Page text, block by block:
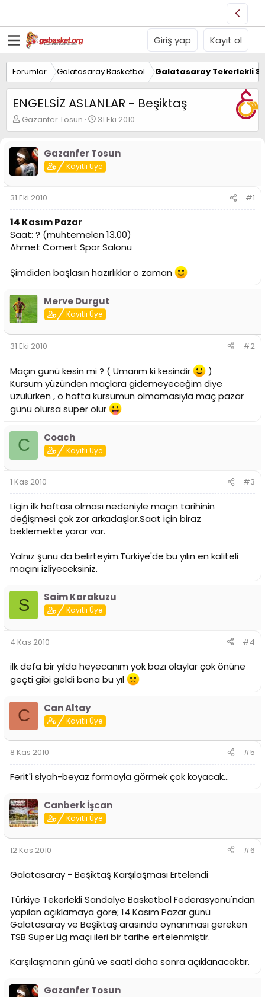
Giriş yap Kayıt ol
Forumlar Galatasaray Basketbol Galatasaray Tekerlekli
ENGELSİZ ASLANLAR - Beşiktaş
K
o
u
y
u
B
a
ş
a
t
a
Gazanfer Tosun
B
a
l
a
n
g
r
i
i
31 Eki 2010
Gazanfer Tosun
Kayıtlı Üye
31 Eki 2010 #1
14 Kasım Pazar
Saat: ? (muhtemelen 13.00)
Ahmet Cömert Spor Salonu
Şimdiden başlasın hazırlıklar o zaman
Merve Durgut
Kayıtlı Üye
31 Eki 2010 #2
Maçın günü kesin mi ? ( Umarım ki kesindir
)
Kursum yüzünden maçlara gidemeyeceğim diye
üzülürken , o hafta kursumun olmamasıyla maç pazar
günü olursa süper olur
C Coach
Kayıtlı Üye
1 Kas 2010 #3
Ligin ilk haftası olması nedeniyle maçın tarihinin
değişmesi çok zor arkadaşlar.Saat için biraz
beklemekte yarar var.
Yalnız şunu da belirteyim.Türkiye'de bu yılın en kaliteli
maçını izliyeceksiniz.
S Saim Karakuzu
Kayıtlı Üye
4 Kas 2010 #4
ilk defa bir yılda heyecanım yok bazı olaylar çok önüne
geçti gibi geldi bana bu yıl
C Can Altay
Kayıtlı Üye
8 Kas 2010 #5
Ferit'i siyah-beyaz formayla görmek çok koyacak...
Canberk İşcan
Kayıtlı Üye
12 Kas 2010 #6
Galatasaray - Beşiktaş Karşılaşması Ertelendi
Türkiye Tekerlekli Sandalye Basketbol Federasyonu'ndan
yapılan açıklamaya göre; 14 Kasım Pazar günü
Galatasaray ve Beşiktaş arasında oynanması gereken
TSB Süper Lig maçı ileri bir tarihe ertelenmiştir.
Karşılaşmanın günü ve saati daha sonra açıklanacaktır.
Gazanfer Tosun